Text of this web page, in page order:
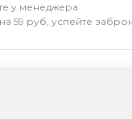
у менеджера
59 руб, успейте